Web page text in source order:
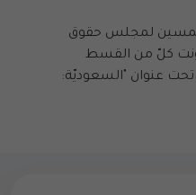
لمجلس حقوق
كلّ من القسط
عنوان "السعوديّة: